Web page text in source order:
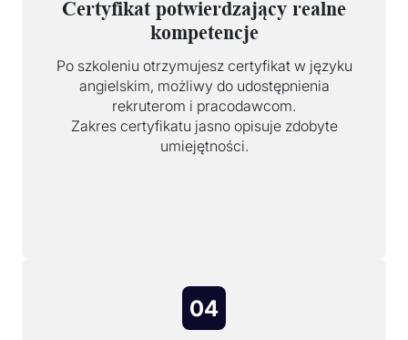
Certyfikat potwierdzający realne
kompetencje
Po szkoleniu otrzymujesz certyfikat w języku
angielskim, możliwy do udostępnienia
rekruterom i pracodawcom.
Zakres certyfikatu jasno opisuje zdobyte
umiejętności.
04